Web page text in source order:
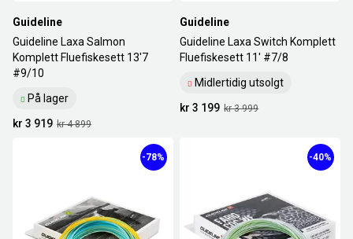
Guideline
Guideline Laxa Salmon
Komplett Fluefiskesett 13'7
#9/10
På lager
kr 4 899
kr 3 919
Guideline
Guideline Laxa Switch Komplett
Fluefiskesett 11' #7/8
Midlertidig utsolgt
kr 3 999
kr 3 199
-78% -40%